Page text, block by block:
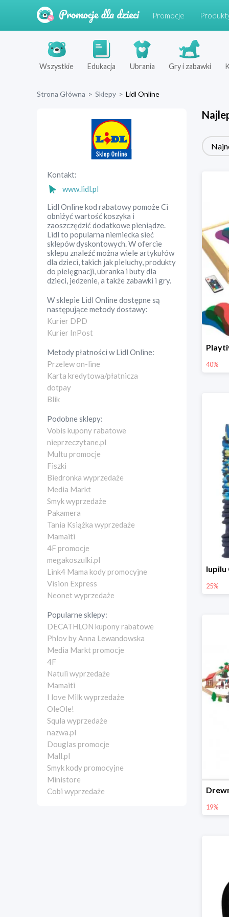
Promocje
Wszystkie Edukacja Ubrania Gry i zabawki
Strona Główna > Sklepy > Lidl Online
Kontakt:
www.lidl.pl
Lidl Online kod rabatowy pomoże Ci
obniżyć wartość koszyka i
zaoszczędzić dodatkowe pieniądze.
Lidl to popularna niemiecka sieć
sklepów dyskontowych. W ofercie
sklepu znaleźć można wiele artykułów
dla dzieci, takich jak pieluchy, produkty
do pielęgnacji, ubranka i buty dla
dzieci, jedzenie, a także zabawki i gry.
W sklepie Lidl Onlinedostępne są
następujące metody dostawy:
Kurier DPD
Kurier InPost
Metody płatności wLidl Online:
Przelew on-line
Karta kredytowa/płatnicza
dotpay
Blik
Podobne sklepy:
Vobis kupony rabatowe
nieprzeczytane.pl
Multu promocje
Fiszki
Biedronka wyprzedaże
Media Markt
Smyk wyprzedaże
Pakamera
Tania Książka wyprzedaże
Mamaiti
4F promocje
megakoszulki.pl
Link4 Mama kody promocyjne
Vision Express
Neonet wyprzedaże
Popularne sklepy:
DECATHLON kupony rabatowe
Phlov by Anna Lewandowska
Media Markt promocje
4F
Natuli wyprzedaże
Mamaiti
I love Milk wyprzedaże
OleOle!
Squla wyprzedaże
nazwa.pl
Douglas promocje
Mall.pl
Smyk kody promocyjne
Ministore
Cobi wyprzedaże
40%
25%
19%